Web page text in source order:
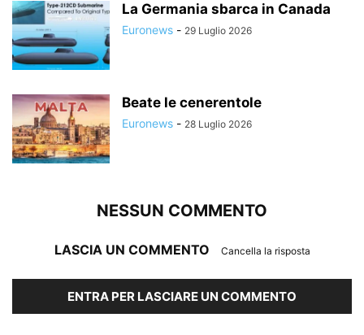
La Germania sbarca in Canada
Euronews - 29 Luglio 2026
Beate le cenerentole
Euronews - 28 Luglio 2026
NESSUN COMMENTO
LASCIA UN COMMENTO Cancella la risposta
ENTRA PER LASCIARE UN COMMENTO